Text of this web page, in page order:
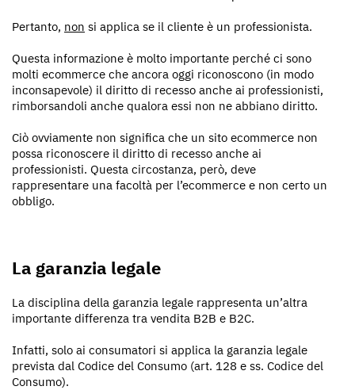
Pertanto, non si applica se il cliente è un professionista.
Questa informazione è molto importante perché ci sono
molti ecommerce che ancora oggi riconoscono (in modo
inconsapevole) il diritto di recesso anche ai professionisti,
rimborsandoli anche qualora essi non ne abbiano diritto.
Ciò ovviamente non significa che un sito ecommerce non
possa riconoscere il diritto di recesso anche ai
professionisti. Questa circostanza, però, deve
rappresentare una facoltà per l’ecommerce e non certo un
obbligo.
La garanzia legale
La disciplina della garanzia legale rappresenta un’altra
importante differenza tra vendita B2B e B2C.
Infatti, solo ai consumatori si applica la garanzia legale
prevista dal Codice del Consumo (art. 128 e ss. Codice del
Consumo).